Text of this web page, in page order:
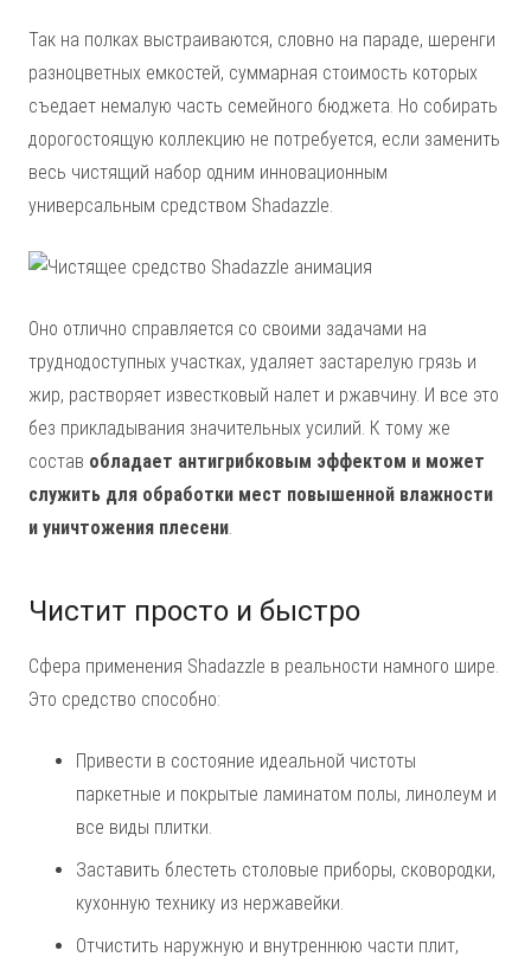
Так на полках выстраиваются, словно на параде, шеренги
разноцветных емкостей, суммарная стоимость которых
съедает немалую часть семейного бюджета. Но собирать
дорогостоящую коллекцию не потребуется, если заменить
весь чистящий набор одним инновационным
универсальным средством Shadazzle.
Оно отлично справляется со своими задачами на
труднодоступных участках, удаляет застарелую грязь и
жир, растворяет известковый налет и ржавчину. И все это
без прикладывания значительных усилий. К тому же
состав обладает антигрибковым эффектом и может
служить для обработки мест повышенной влажности
и уничтожения плесени.
Чистит просто и быстро
Сфера применения Shadazzle в реальности намного шире.
Это средство способно:
Привести в состояние идеальной чистоты
паркетные и покрытые ламинатом полы, линолеум и
все виды плитки.
Заставить блестеть столовые приборы, сковородки,
кухонную технику из нержавейки.
Отчистить наружную и внутреннюю части плит,